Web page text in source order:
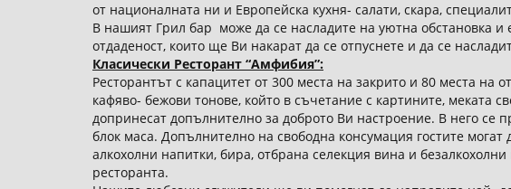
от националната ни и Европейска кухня- салати, скара,
В нашият Грил бар може да се насладите на уютна обстановка и
отдаденост, които ще Ви накарат да се отпуснете и да се
Класически Ресторант “Амфибия”:
Ресторантът с капацитет от 300 места на закрито и 80 места на
кафяво- бежови тонове, който в съчетание с картините, меката
допринесат допълнително за доброто Ви настроение. В него се
блок маса. Допълнително на свободна консумация гостите
алкохолни напитки, бира, отбрана селекция вина и
ресторанта.